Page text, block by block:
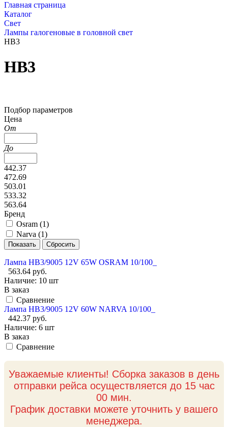
Главная страница
Каталог
Свет
Лампы галогеновые в головной свет
HB3
HB3
Подбор параметров
Цена
От
До
442.37
472.69
503.01
533.32
563.64
Бренд
Osram (1)
Narva (1)
Лампа HB3/9005 12V 65W OSRAM 10/100_
563.64 руб.
Наличие: 10 шт
В заказ
Сравнение
Лампа HB3/9005 12V 60W NARVA 10/100_
442.37 руб.
Наличие: 6 шт
В заказ
Сравнение
Уважаемые клиенты! Сборка заказов в день
отправки рейса осуществляется до 15 час
00 мин.
График доставки можете уточнить у вашего
менеджера.